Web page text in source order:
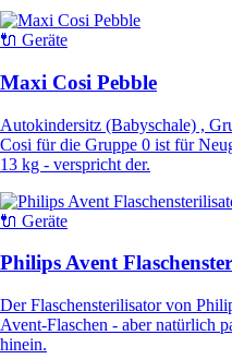
🔌 Geräte
Maxi Cosi Pebble
Autokindersitz (Babyschale) ,
Cosi für die Gruppe 0 ist für
13 kg - verspricht der.
🔌 Geräte
Philips Avent
Der Flaschensterilisator von
Avent-Flaschen - aber natürlich
hinein.